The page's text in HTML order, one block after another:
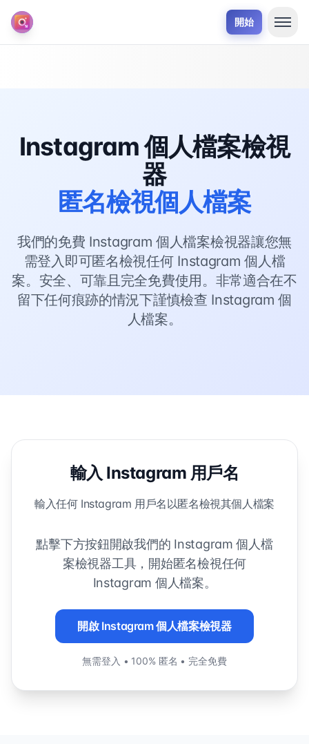
開始
Instagram 個人檔案檢視
器
匿名檢視個人檔案
我們的免費 Instagram 個人檔案檢視器讓您無
需登入即可匿名檢視任何 Instagram 個人檔
案。安全、可靠且完全免費使用。非常適合在不
留下任何痕跡的情況下謹慎檢查 Instagram 個
人檔案。
輸入 Instagram 用戶名
輸入任何 Instagram 用戶名以匿名檢視其個人檔案
點擊下方按鈕開啟我們的 Instagram 個人檔
案檢視器工具，開始匿名檢視任何
Instagram 個人檔案。
開啟 Instagram 個人檔案檢視器
無需登入 • 100% 匿名 • 完全免費